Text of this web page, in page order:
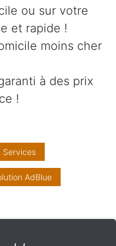
ou sur votre
et rapide !
moins cher
à des prix
!
Services
AdBlue